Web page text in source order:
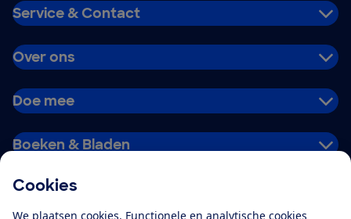
Cookies
We plaatsen cookies. Functionele en analytische cookies
Service & Contact
Over ons
Doe mee
Boeken & Bladen